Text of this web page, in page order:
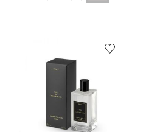
Cereria
casa
cuerpo
100
cantidad